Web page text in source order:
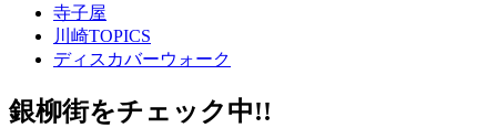
寺子屋
川崎TOPICS
ディスカバーウォーク
銀柳街をチェック中!!